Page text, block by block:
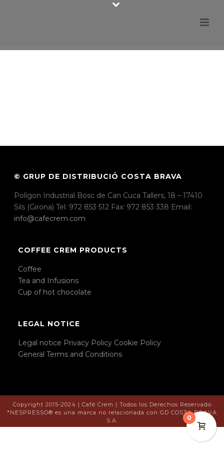
© GRUP DE DISTRIBUCIÓ COSTA BRAVA
Polígon Industrial Bosc de Can Cuca Tallers, 18 – 17410
Sils (Girona) Tel: 972 853 512 Fax: 972 853 338 Email:
info@cafecrem.com
COFFEE CREM PRODUCTS
Coffee
Tea and Infusions
Cup of hot chocolate
LEGAL NOTICE
Legal notice Privacy Policy Cookie Policy
General Terms and Conditions
Copyright 2015-2024 | Café Crem | Todos los Derechos Reservado
*NESPRESSO® es una marca no relacionada con GD COSTA BRAVA
S.A.
0